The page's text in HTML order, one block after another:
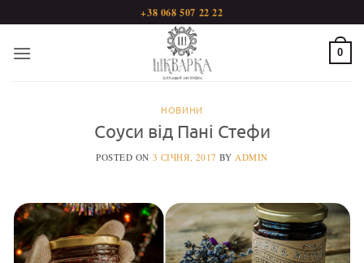
+38 068 507 22 22
0
НОВИНИ
Соуси від Пані Стефи
POSTED ON 3 СІЧНЯ, 2017 BY ADMIN